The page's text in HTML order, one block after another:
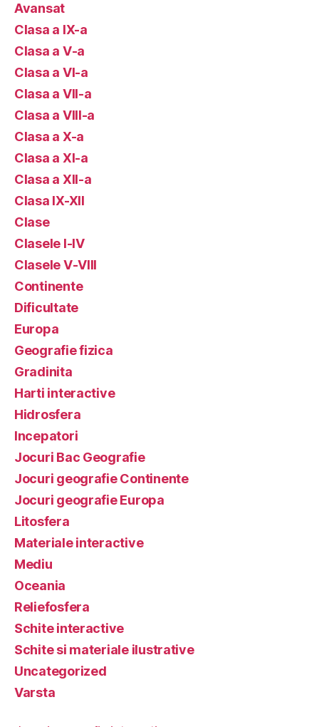
Avansat
Clasa a IX-a
Clasa a V-a
Clasa a VI-a
Clasa a VII-a
Clasa a VIII-a
Clasa a X-a
Clasa a XI-a
Clasa a XII-a
Clasa IX-XII
Clase
Clasele I-IV
Clasele V-VIII
Continente
Dificultate
Europa
Geografie fizica
Gradinita
Harti interactive
Hidrosfera
Incepatori
Jocuri Bac Geografie
Jocuri geografie Continente
Jocuri geografie Europa
Litosfera
Materiale interactive
Mediu
Oceania
Reliefosfera
Schite interactive
Schite si materiale ilustrative
Uncategorized
Varsta